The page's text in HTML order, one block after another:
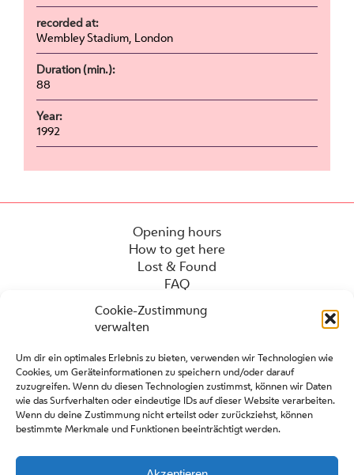
Cookie-Zustimmung
verwalten
Um dir ein optimales Erlebnis zu bieten, verwenden wir Technologien wie
Cookies, um Geräteinformationen zu speichern und/oder darauf
zuzugreifen. Wenn du diesen Technologien zustimmst, können wir Daten
wie das Surfverhalten oder eindeutige IDs auf dieser Website verarbeiten.
Wenn du deine Zustimmung nicht erteilst oder zurückziehst, können
bestimmte Merkmale und Funktionen beeinträchtigt werden.
recorded at:
Wembley Stadium, London
Duration (min.):
88
Year:
1992
Opening hours
How to get here
Lost & Found
FAQ
Press
Contact
Partners